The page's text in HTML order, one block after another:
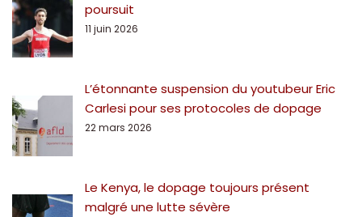
poursuit
11 juin 2026
L’étonnante suspension du youtubeur Eric
Carlesi pour ses protocoles de dopage
22 mars 2026
Le Kenya, le dopage toujours présent
malgré une lutte sévère